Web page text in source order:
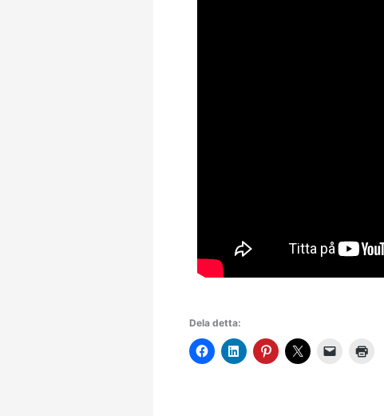
Dela detta: